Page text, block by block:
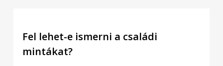
Fel lehet-e ismerni a családi
mintákat?